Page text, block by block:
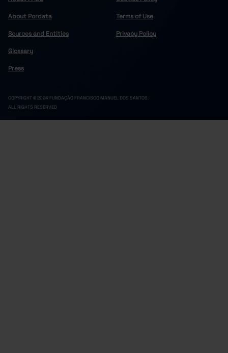
About Pordata
Sources and Entities
Glossary
Press
Terms of Use
Privacy Policy
COPYRIGHT © 2024 FUNDAÇÃO FRANCISCO MANUEL DOS SANTOS.
ALL RIGHTS RESERVED